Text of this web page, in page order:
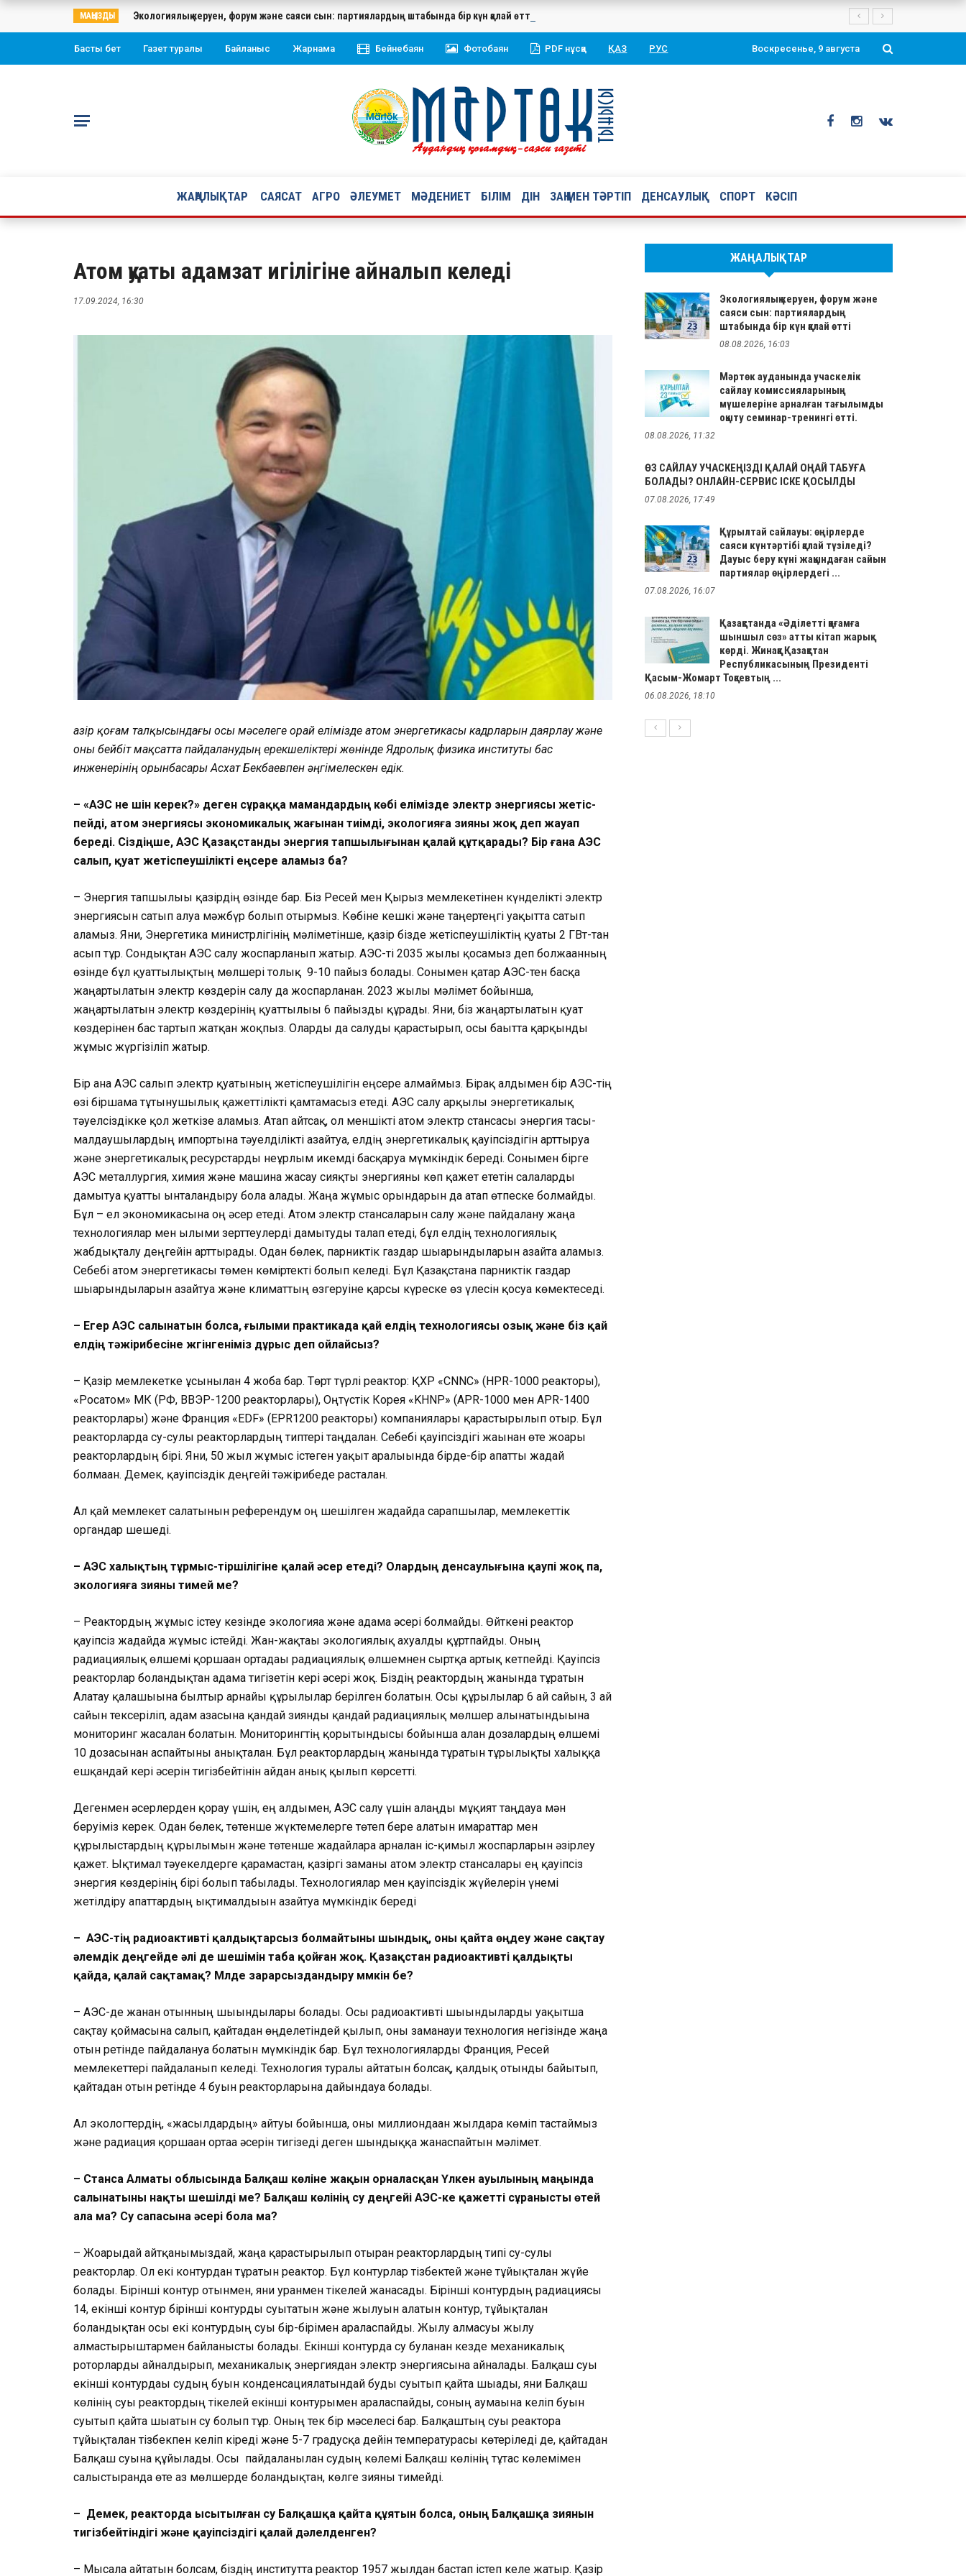
МАҢЫЗДЫ Экологиялық керуен, форум және саяси сын: партиялардың штабында бір күн қалай өтті
Басты бет Газет туралы Байланыс Жарнама Бейнебаян Фотобаян PDF нұсқа ҚАЗ РУС Воскресенье, 9 августа
ЖАҢАЛЫҚТАР САЯСАТ АГРО ӘЛЕУМЕТ МӘДЕНИЕТ БІЛІМ ДІН ЗАҢ МЕН ТӘРТІП ДЕНСАУЛЫҚ СПОРТ КӘСІП
Атом қуаты адамзат игілігіне айналып келеді
17.09.2024, 16:30
Қазір қоғам талқысындағы осы мәселеге орай елімізде атом энергетикасы кадрларын даярлау және
оны бейбіт мақсатта пайдаланудың ерекшеліктері жөнінде Ядролық физика институты бас
инженерінің орынбасары Асхат Бекбаевпен әңгімелескен едік.
– «АЭС не үшін керек?» деген сұраққа маман­дардың көбі елімізде электр энергиясы жетіс­
пейді, атом энергиясы экономикалық жағы­нан тиімді, экологияға зияны жоқ деп жау­ап
береді. Сіздіңше, АЭС Қазақстанды энергия тапшылығынан қалай құтқарады? Бір ғана АЭС
салып, қуат жетіспеушілікті еңсере аламыз ба?
– Энергия тапшылығы қазірдің өзінде бар. Біз Ресей мен Қырғыз мемлекетінен күнделікті электр
энергиясын сатып алуға мәжбүр болып отырмыз. Көбіне кешкі және таңертеңгі уақытта сатып
аламыз. Яғни, Энергетика министрлігінің мәлі­метінше, қазір бізде жетіспеушіліктің қуаты 2 ГВт-тан
асып тұр. Сондықтан АЭС салу жоспарланып жатыр. АЭС-ті 2035 жылы қосамыз деп болжағанның
өзінде бұл қуаттылықтың мөлшері толық 9-10 пайыз болады. Сонымен қатар АЭС-тен басқа
жаңартылатын электр көздерін салу да жоспарланған. 2023 жылғы мәлімет бойынша,
жаңартылатын электр көздерінің қуаттылығы 6 пайызды құрады. Яғни, біз жаңартылатын қуат
көздерінен бас тартып жатқан жоқпыз. Оларды да салуды қарастырып, осы бағытта қарқынды
жұмыс жүргізіліп жатыр.
Бір ғана АЭС салып электр қуатының жетіс­пеушілігін еңсере алмаймыз. Бірақ алдымен бір АЭС-тің
өзі біршама тұтын­у­­шылық қажеттілікті қамтамасыз етеді. АЭС салу арқылы энергетикалық
тәуелсіз­дікке қол жеткізе аламыз. Атап айтсақ, ол меншікті атом электр стансасы энергия тасы­
малдаушылардың импортына тәуел­ді­лікті азайтуға, елдің энергетикалық қау­іп­­сіздігін арттыруға
және энергетикалық ресурстарды неғұрлым икемді басқаруға мүмкіндік береді. Сонымен бірге
АЭС ме­тал­лургия, химия және машина жасау сияқты энергияны көп қажет ететін сала­­ларды
дамытуға қуатты ынталандыру бола алады. Жаңа жұмыс орындарын да атап өт­песке болмайды.
Бұл – ел экономикасына оң­ әсер етеді. Атом электр стансаларын са­лу және пайдалану жаңа
технологиялар мен ғылыми зерт­теулерді дамытуды талап етеді, бұл елдің технологиялық
жабдықталу деңгейін арттырады. Одан бөлек, парниктік газдар шығарындыларын азайта аламыз.
Себебі атом энергетикасы төмен көміртекті болып келеді. Бұл Қазақстанға парниктік газдар
шығарындыларын азайтуға және кли­маттың өзгеруіне қарсы күреске өз үле­сін қосуға көмектеседі.
– Егер АЭС салынатын болса, ғылыми прак­тикада қай елдің технологиясы озық және біз қай
елдің тәжірибесіне жүгінгеніміз дұ­рыс деп ойлайсыз?
– Қазір мемлекетке ұсынылған 4 жоба бар. Төрт түрлі реактор: ҚХР «CNNC» (HPR-1000 реакторы),
«Росатом» МК (РФ, ВВЭР-1200 реакторлары), Оңтүстік Корея «KHNP» (APR-1000 мен APR-1400
реакторлары) және Франция «EDF» (EPR1200 реакторы) компаниялары қарастырылып отыр. Бұл
реакторларда су-сулы реакторлардың типтері таңдалған. Себебі қауіпсіздігі жағынан өте жоғары
реакторлардың бірі. Яғни, 50 жыл жұмыс істеген уақыт аралығында бірде-бір апатты жағдай
болмаған. Демек, қауіпсіздік деңгейі тәжірибеде расталған.
Ал қай мемлекет салатынын референдум оң шешілген жағдайда сарапшылар, мемлекеттік
органдар шешеді.
– АЭС халықтың тұрмыс-тіршілігіне қалай әсер етеді? Олардың денсаулығына қаупі жоқ па,
экологияға зияны тимей ме?
– Реактордың жұмыс істеу кезінде экологияға және адамға әсері болмайды. Өйт­кені реактор
қауіпсіз жағдайда жұмыс істейді. Жан-жақтағы экологиялық ахуалды құртпайды. Оның
радиациялық өлшемі қоршаған ортадағы радиациялық өлшемнен сыртқа артық кетпейді. Қауіпсіз
реакторлар болғандықтан адамға тигізетін кері әсері жоқ. Біздің реактордың жанында тұратын
Алатау қалашығына былтыр арнайы құрылғылар берілген болатын. Осы құрылғылар 6 ай сайын, 3 ай
сайын тексеріліп, адам ағзасына қандай зиянды қандай радиациялық мөлшер алынатын­дығына
мониторинг жасалған болатын. Мониторингтің қорытындысы бойынша алған дозалардың өлшемі
10 дозасынан ас­пай­тыны анықталған. Бұл реакторлардың жанында тұратын тұрғылықты халыққа
ешқандай кері әсерін тигізбейтінін айдан анық қылып көрсетті.
Дегенмен әсерлерден қорғау үшін, ең алдымен, АЭС салу үшін алаңды мұқият таңдауға мән
беруіміз керек. Одан бөлек, төтенше жүктемелерге төтеп бере алатын ғимараттар мен
құрылыстардың құрылымын және төтенше жағдайларға арналған іс-қимыл жоспарларын әзірлеу
қажет. Ық­ти­мал тәуекелдерге қарамастан, қазіргі за­ман­ғы атом электр стансалары ең қауіпсіз
энергия көздерінің бірі болып табылады. Технологиялар мен қауіпсіздік жүйелерін үнемі
жетілдіру апаттардың ықтималдығын азайтуға мүмкіндік береді
– АЭС-тің радиоактивті қалдықтарсыз болмайтыны шындық, оны қайта өңдеу және сақтау
әлемдік деңгейде әлі де шешімін таба қойған жоқ. Қазақстан радиоактивті қалдықты
қайда, қалай сақтамақ? Мүлде зарарсыздандыру мүмкін бе?
– АЭС-де жанған отынның шығынды­лары болады. Осы радиоактивті шығынды­ларды уақытша
сақтау қоймасына салып, қайтадан өңделетіндей қылып, оны за­ман­ауи технология негізінде жаңа
отын ретінде пайдалануға болатын мүмкіндік бар. Бұл технологияларды Франция, Ресей
мемлекеттері пайдаланып келеді. Техноло­гия туралы айтатын болсақ, қалдық отынды бай­ы­тып,
қайтадан отын ретінде 4 буын реакторларына дайындауға болады.
Ал экологтердің, «жасылдардың» айтуы бойынша, оны миллиондаған жылдарға көміп тастаймыз
және радиация қоршаған ортаға әсерін тигізеді деген шындыққа жан­ас­пайтын мәлімет.
– Станса Алматы облысында Балқаш көліне жақын орналасқан Үлкен ауылының маңында
салынатыны нақты шешілді ме? Балқаш көлінің су деңгейі АЭС-ке қажетті сұранысты өтей
ала ма? Су сапасына әсері бола ма?
– Жоғарыдай айтқанымыздай, жаңа қарастырылып отырған реакторлардың типі су-сулы
реакторлар. Ол екі контурдан тұратын реактор. Бұл контурлар тізбектей және тұйықталған жүйе
болады. Бірінші контур отынмен, яғни уранмен тікелей жанасады. Бірінші контурдың радиациясы
14, екінші контур бірінші контурды суыта­тын және жылуын алатын контур, тұйық­талған
болғандықтан осы екі контурдың суы бір-бірімен араласпайды. Жылу алмасуы жылу
алмастырғыштармен байла­нысты болады. Екінші контурда су буланған кезде механикалық
роторларды айналдыр­ып, механикалық энергиядан электр эн­ер­гиясына айналады. Балқаш суы
екін­ші контурдағы судың буын конден­сация­латындай буды суытып қайта шығады, яғни Балқаш
көлі­нің суы реактордың тікелей екінші контурымен араласпайды, соның аумағына келіп буын
суытып қайта шығатын су бол­ып тұр. Оның тек бір мәселесі бар. Балқаштың суы реакторға
тұйықталған тізбекпен келіп кіреді және 5-7 градусқа дейін температурасы көтеріледі де, қайтадан
Балқаш суына құйылады. Осы пайдала­нылған судың көлемі Балқаш көлінің тұтас көлемімен
салыстырғанда өте аз мөл­шерде болғандықтан, көлге зияны тимейді.
– Демек, реакторда ысытылған су Бал­қашқа қайта құятын болса, оның Балқашқа зиянын
тигізбейтіндігі және қауіпсіздігі қалай дәлелденген?
– Мысалға айтатын болсам, біздің инс­титутта реактор 1957 жылдан бастап іс­теп келе жатыр. Қазір
ЖАҢАЛЫҚТАР
Экологиялық керуен, форум және
саяси сын: партиялардың
штабында бір күн қалай өтті
08.08.2026, 16:03
Мәртөк ауданында учаскелік
сайлау комиссияларының
мүшелеріне арналған тағылымды
оқыту семинар-тренингі өтті.
08.08.2026, 11:32
ӨЗ САЙЛАУ УЧАСКЕҢІЗДІ ҚАЛАЙ ОҢАЙ ТАБУҒА
БОЛАДЫ? ОНЛАЙН-СЕРВИС ІСКЕ ҚОСЫЛДЫ
07.08.2026, 17:49
Құрылтай сайлауы: өңірлерде
саяси күнтәртібі қалай түзіледі?
Дауыс беру күні жақындаған сайын
партиялар өңірлердегі ...
07.08.2026, 16:07
Қазақстанда «Әділетті қоғамға
шыншыл сөз» атты кітап жарық
көрді. Жинаққа Қазақстан
Республикасының Президенті
Қасым-Жомарт Тоқаевтың ...
06.08.2026, 18:10